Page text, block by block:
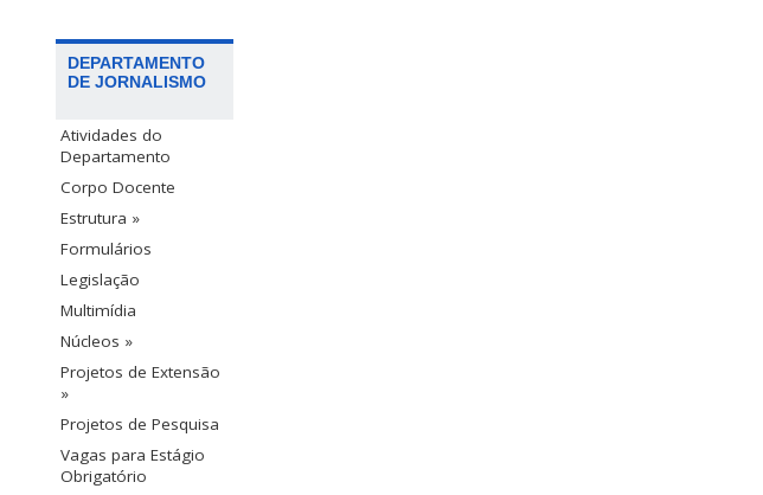
DEPARTAMENTO
DE JORNALISMO
Atividades do
Departamento
Corpo Docente
Estrutura »
Formulários
Legislação
Multimídia
Núcleos »
Projetos de Extensão
»
Projetos de Pesquisa
Vagas para Estágio
Obrigatório